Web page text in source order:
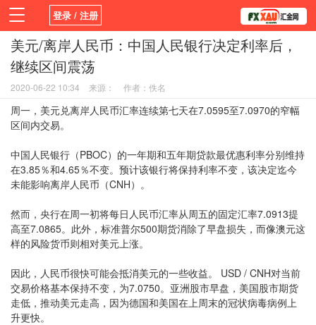
登录 / 注册
首页 新闻 观点 货币
学院
平台
指标EA
美元/离岸人民币：中国人民银行决定利率后，
继续区间震荡
2020-06-22 10:34 来源： 作者：佚名
周一，美元兑离岸人民币汇率连续第七天在7.0595至7.0970的窄幅
区间内交易。
中国人民银行（PBOC）的一年期和五年期贷款最优惠利率分别维持
在3.85％和4.65％不变。预计该银行将保持利率不变，该决定迄今
未能影响离岸人民币（CNH）。
然而，央行在周一初将每日人民币汇率从周五的固定汇率7.0913提
高至7.0865。此外，标准普尔500期货消除了早盘损失，而像澳元这
样的风险货币则相对美元上涨。
因此，人民币很快可能会抵消美元的一些收益。 USD / CNH对当前
交易价格基本保持不变，为7.0750。亚洲股市早盘，美国股市期货
走低，推动美元走高，因为德国和美国在上周末的冠状病毒病例上
升更快。